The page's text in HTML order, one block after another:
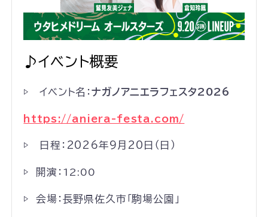
♪イベント概要
▷ イベント名：ナガノアニエラフェスタ2026
https://aniera-festa.com/
▷ 日程：2026年9月20日（日）
▷ 開演： 12:00
▷ 会場：長野県佐久市「駒場公園」